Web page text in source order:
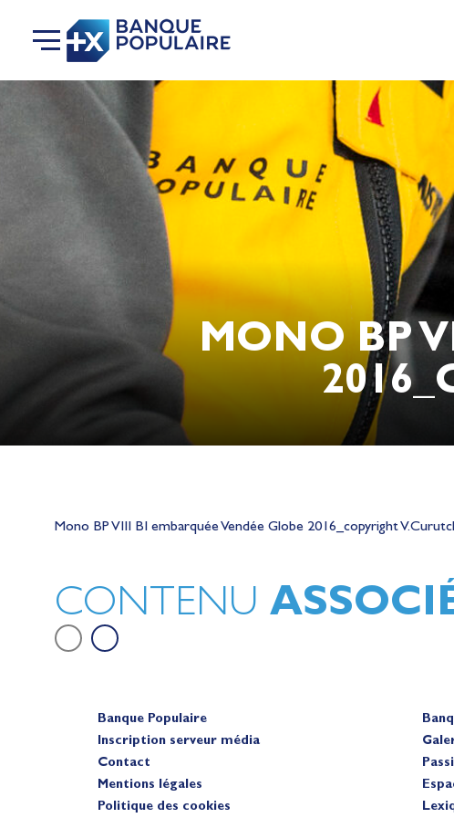
MONO BP
Mono BP VIII BI embarquée Vendée Globe 2016_copyright
CONTENU
sur le plan d'eau des Jeux Olympiques
Banque Populaire
Inscription serveur média
Contact
Mentions légales
Politique des cookies